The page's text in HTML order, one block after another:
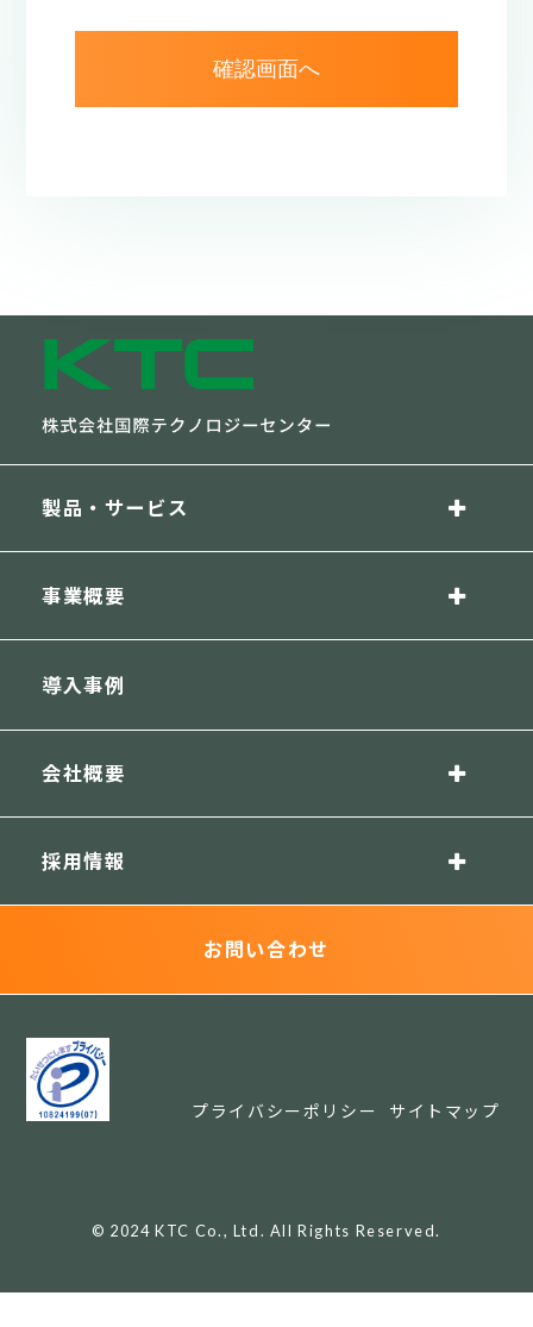
個人情報を適切に取り扱っていると認められる委託
先を選定します。選定後も委託先として利用中は当
することができます。
開示等の請求等につきましては、上記、2.に示す個
7. 個人情報の提供の任意性について
す場合があります。
セスログ、Cookie等）を、不正アクセス検知等セ
ッション管理のために機械的に取得し、取り扱いま
確認画面へ
製品・サービス
事業概要
導入事例
会社概要
採用情報
お問い合わせ
プライバシーポリシー サイトマップ
© 2024 KTC Co., Ltd. All Rights Reserved.